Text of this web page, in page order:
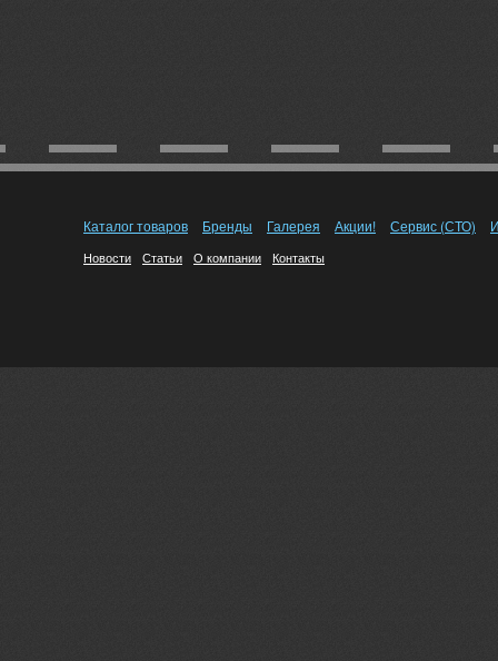
Каталог товаров Бренды Галерея Акции! Сервис (СТО)
Новости Статьи О компании Контакты